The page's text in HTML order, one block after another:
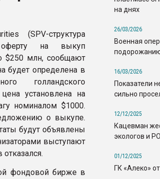
(SPV-структура
оферту на выкуп
$250 млн, сообщают
будет определена в
голландского
установлена на
номиналом $1000.
о выкупе.
будут объявлены
выступают
фондовой бирже в
на днях
26/03/2026
Военная
16/03/2026
Показатели
сильно
12/12/2025
Кацевман
экологов и
01/12/2025
ГК «Алеко»